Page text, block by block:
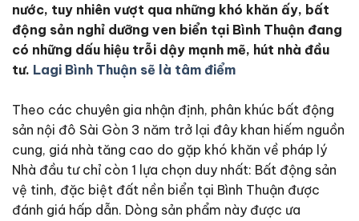
nước, tuy nhiên vượt qua những khó khăn ấy, bất
động sản nghỉ dưỡng ven biển tại Bình Thuận đang
có những dấu hiệu trỗi dậy mạnh mẽ, hút nhà đầu
tư. Lagi Bình Thuận sẽ là tâm điểm
Theo các chuyên gia nhận định, phân khúc bất động
sản nội đô Sài Gòn 3 năm trở lại đây khan hiếm nguồn
cung, giá nhà tăng cao do gặp khó khăn về pháp lý
Nhà đầu tư chỉ còn 1 lựa chọn duy nhất: Bất động sản
vệ tinh, đặc biệt đất nền biển tại Bình Thuận được
đánh giá hấp dẫn. Dòng sản phẩm này được ưa